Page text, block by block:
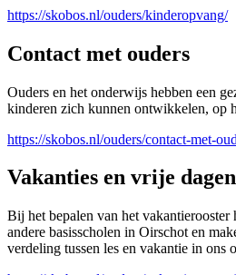
https://skobos.nl/ouders/kinderopvang/
Contact met ouders
Ouders en het onderwijs hebben een
kinderen zich kunnen ontwikkelen, op
https://skobos.nl/ouders/contact-met-
Vakanties en vrije dagen
Bij het bepalen van het vakantierooster
andere basisscholen in Oirschot en
verdeling tussen les en vakantie in ons